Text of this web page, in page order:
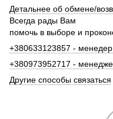
Детальнее об обмене/
Всегда рады Вам
помочь в выборе и
+380633123857 - менедер
+380973952717 -
Другие способы связаться